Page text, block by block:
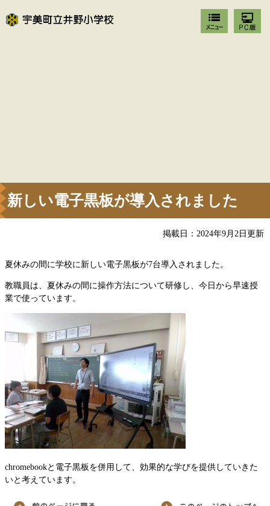
新しい電子黒板が導入されました
掲載日：2024年9月2日更新
夏休みの間に学校に新しい電子黒板が7台導入されました。
教職員は、夏休みの間に操作方法について研修し、今日から早速授
業で使っています。
chromebookと電子黒板を併用して、効果的な学びを提供していきた
いと考えています。